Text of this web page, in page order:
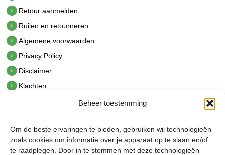
Beheer toestemming
Om de beste ervaringen te bieden, gebruiken wij technologieën
zoals cookies om informatie over je apparaat op te slaan en/of
te raadplegen. Door in te stemmen met deze technologieën
Retour aanmelden
Ruilen en retourneren
Algemene voorwaarden
Privacy Policy
Disclaimer
Klachten
hetindustriehuis B.V.
De Hoek 1 1601 MR Enkhuizen
t.0228 53 00 40